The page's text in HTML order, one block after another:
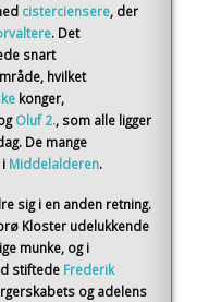
cisterciensere, der
. Det
snart
hvilket
konger,
Oluf 2., som alle ligger
De mange
i Middelalderen.
sig i en anden retning.
Kloster udelukkende
munke, og i
stiftede Frederik
og adelens